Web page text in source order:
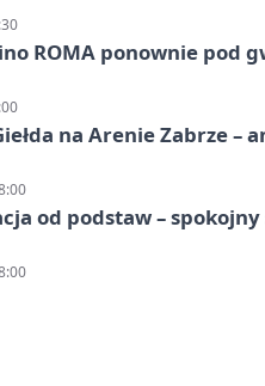
ROMA ponownie pod
na Arenie Zabrze –
od podstaw –